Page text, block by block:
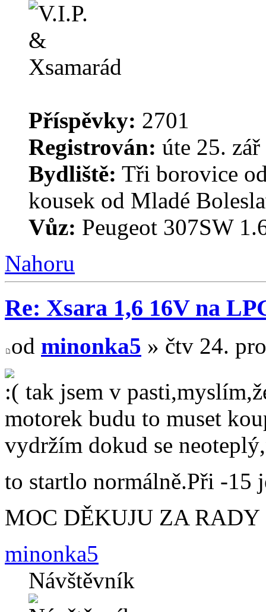
Příspěvky: 2701
Registrován: úte 25.
Bydliště: Tři borovice
kousek od Mladé
Vůz: Peugeot 307SW
Nahoru
Re: Xsara 1,6 16V na
od minonka5 » čtv 24.
tak jsem v
motorek budu to muset
vydržím dokud se
to startlo normálně.Při -15
MOC DĚKUJU ZA RADY
minonka5
Návštěvník